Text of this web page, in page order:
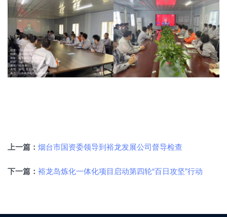
上一篇： 烟台市国资委领导到裕龙发展公司督导检查
下一篇： 裕龙岛炼化一体化项目启动第四轮“百日攻坚”行动